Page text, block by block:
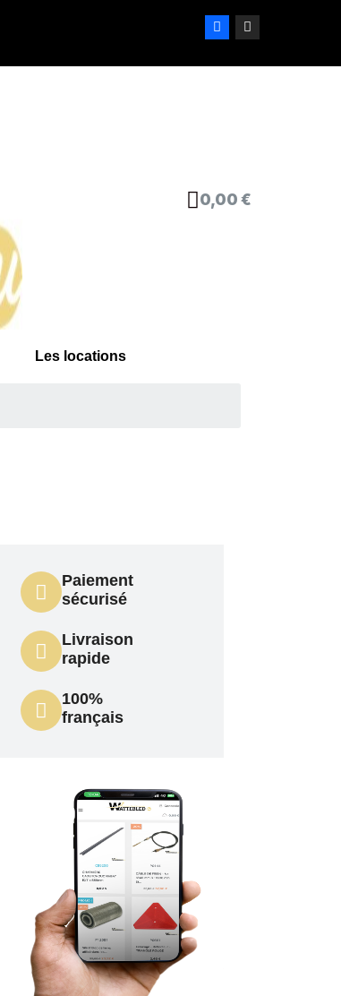
0,00 €
Les locations
Paiement
sécurisé
Livraison
rapide
100%
français